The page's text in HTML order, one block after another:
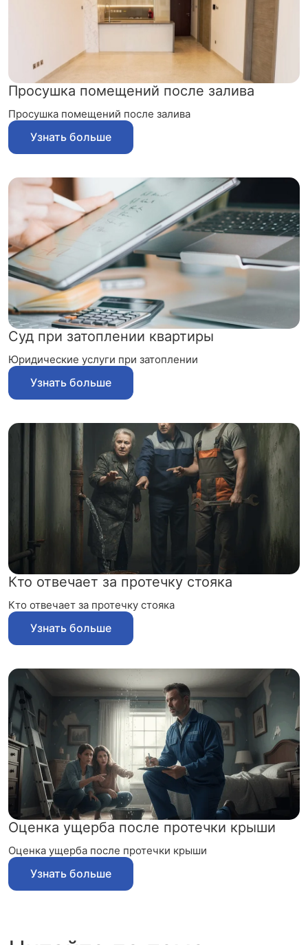
Просушка помещений после залива
Просушка помещений после залива
Узнать больше
Суд при затоплении квартиры
Юридические услуги при затоплении
Узнать больше
Кто отвечает за протечку стояка
Кто отвечает за протечку стояка
Узнать больше
Оценка ущерба после протечки крыши
Оценка ущерба после протечки крыши
Узнать больше